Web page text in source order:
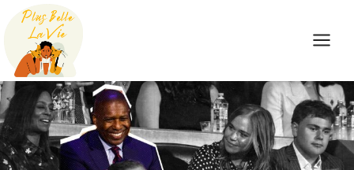
Skip
content